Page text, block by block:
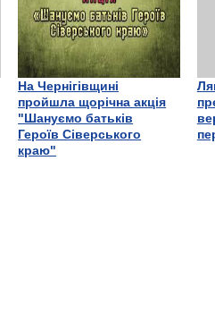
На Чернігівщині
пройшла щорічна акція
"Шануємо батьків
Героїв Сіверського
краю"